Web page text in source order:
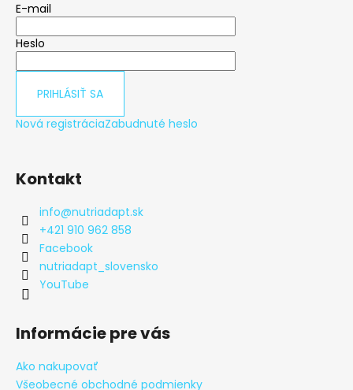
E-mail
Heslo
PRIHLÁSIŤ SA
Nová registráciaZabudnuté heslo
Kontakt
info@nutriadapt.sk
+421 910 962 858
Facebook
nutriadapt_slovensko
YouTube
Informácie pre vás
Ako nakupovať
Všeobecné obchodné podmienky